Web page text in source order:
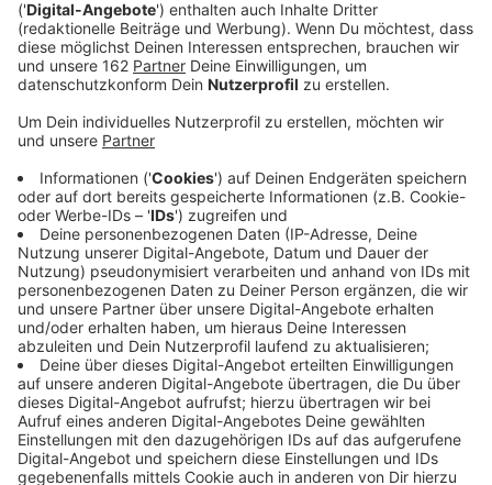
Anzeige
Auf dem Autobahnrastplatz in Hünxe gab es am
seinem Auto Sprengstoff transportiert, offenbar ein
25-jähriger Niederländer. Die Polizei geht davon aus,
dass er mit dem Material einen Geldautomaten
knacken wollte. Der Verdächtige war auf der A3
unterwegs, als die Polizei ihn für eine Kontrolle
stoppte. Bei der Durchsuchung wurde dann der
Sprengstoff gefunden.
Anzeige
Für die Entschärfung wurde A3 gesperrt